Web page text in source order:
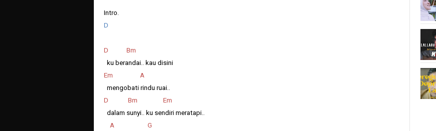
Intro.
D
D Bm
ku berandai.. kau disini
Em A
mengobati rindu ruai..
D Bm Em
dalam sunyi.. ku sendiri meratapi..
A G